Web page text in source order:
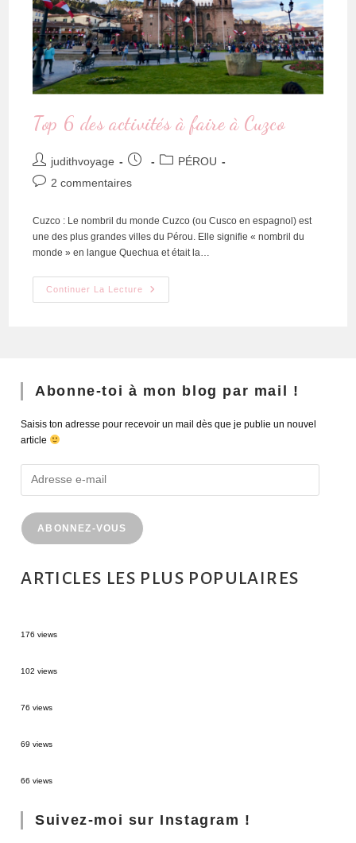
Top 6 des activités à faire à Cuzco
judithvoyage
PÉROU
2 commentaires
Cuzco : Le nombril du monde Cuzco (ou Cusco en espagnol) est
une des plus grandes villes du Pérou. Elle signifie « nombril du
monde » en langue Quechua et était la…
Continuer La Lecture
Abonne-toi à mon blog par mail !
Saisis ton adresse pour recevoir un mail dès que je publie un nouvel
article
ABONNEZ-VOUS
ARTICLES LES PLUS POPULAIRES
176 views
102 views
76 views
69 views
66 views
Suivez-moi sur Instagram !